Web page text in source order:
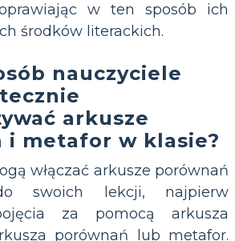
w ten sposób ich
środków literackich.
nauczyciele
arkusze
i metafor w klasie?
włączać arkusze porównań
swoich lekcji, najpierw
za pomocą arkusza
porównań lub metafor.